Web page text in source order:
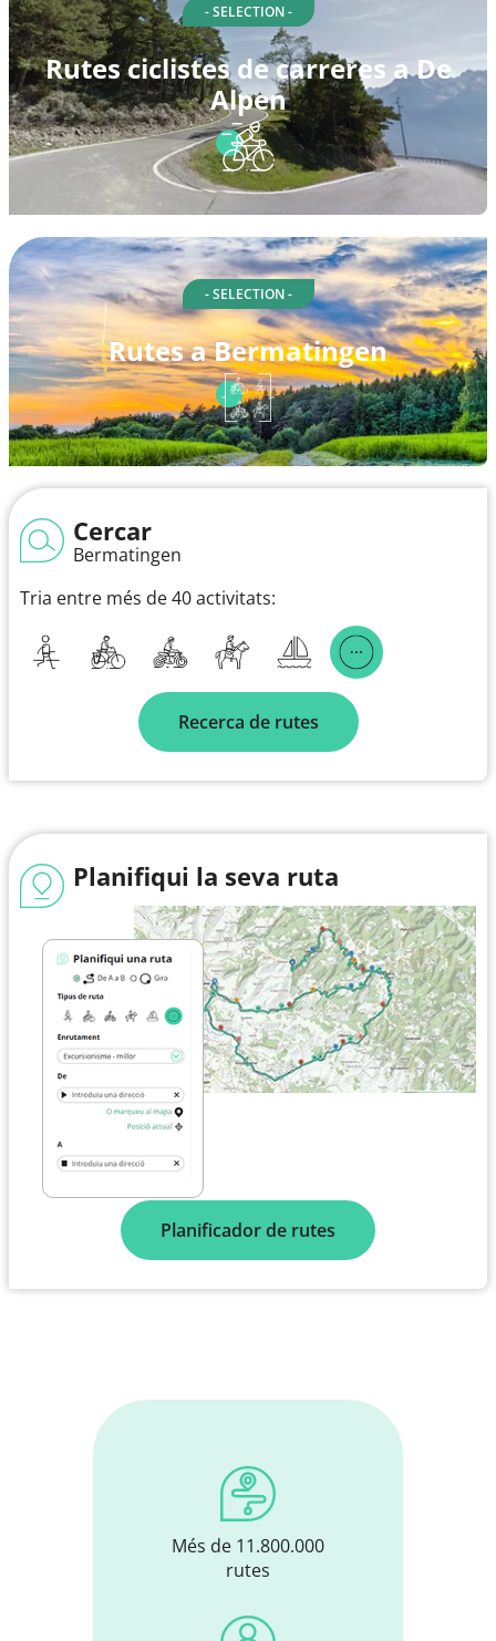
- SELECTION -
Rutes ciclistes de carreres a De
Alpen
- SELECTION -
Rutes a Bermatingen
Cercar
Bermatingen
Tria entre més de 40 activitats:
Recerca de rutes
Planifiqui la seva ruta
Planificador de rutes
Més de 11.800.000
rutes